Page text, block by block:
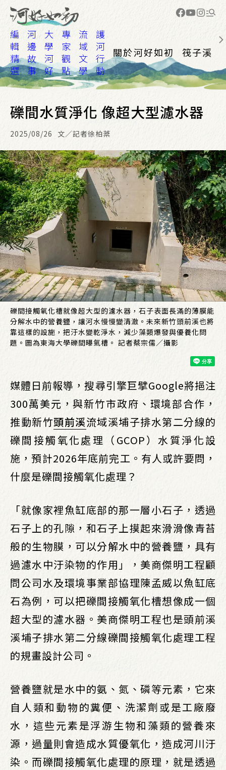
編
輯
精
選
河
邊
故
事
大
學
河
好
專
家
觀
點
流
域
文
學
護
河
行
動
關於河好如初 筏子溪
礫間水質淨化 像超大型濾水器
2025/08/26 文／記者徐柏棻
礫間接觸氧化槽就像超大型的濾水器，石子表面長滿的薄膜能
分解水中的營養鹽，讓河水慢慢變清澈。未來新竹頭前溪也將
靠這樣的設施，把汙水變乾淨水，減少藻類爆發與優養化問
題。圖為東海大學礫間曝氣槽。 記者蔡宗儒／攝影
媒體日前報導，搜尋引擎巨擘Google將挹注
300萬美元，與新竹市政府、環境部合作，
推動新竹頭前溪流域溪埔子排水第二分線的
礫間接觸氧化處理（GCOP）水質淨化設
施，預計2026年底前完工。有人或許要問，
什麼是礫間接觸氧化處理？
「就像家裡魚缸底部的那一層小石子，透過
石子上的孔隙，和石子上摸起來滑滑像青苔
般的生物膜，可以分解水中的營養鹽，具有
過濾水中汙染物的作用」，美商傑明工程顧
問公司水及環境事業部協理陳孟威以魚缸底
石為例，可以把礫間接觸氧化槽想像成一個
超大型的濾水器。美商傑明工程也是頭前溪
溪埔子排水第二分線礫間接觸氧化處理工程
的規畫設計公司。
營養鹽就是水中的氨、氮、磷等元素，它來
自人類和動物的糞便、洗潔劑或是工廠廢
水，這些元素是浮游生物和藻類的營養來
源，過量則會造成水質優氧化，造成河川汙
染。而礫間接觸氧化處理的原理，就是透過